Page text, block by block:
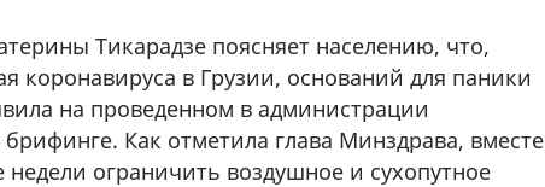
Тикарадзе поясняет населению, что,
коронавируса в Грузии, оснований для паники
на проведенном в администрации
Как отметила глава Минздрава, вместе
ограничить воздушное и сухопутное